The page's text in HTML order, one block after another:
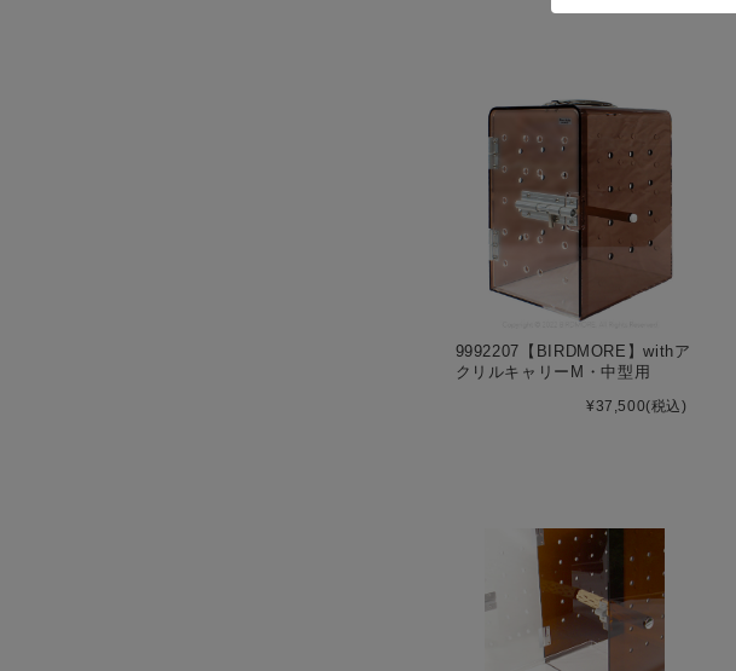
9992207【BIRDMORE】withア
クリルキャリーM・中型用
¥37,500(税込)